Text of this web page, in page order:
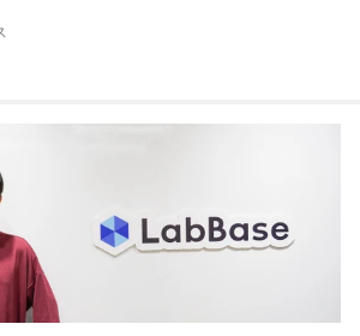
の転職・就職を検討されている方向けに「若
セスを経験するのって...